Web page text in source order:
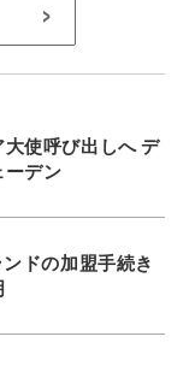
>
使呼び出しへ デ
ーデン
ドの加盟手続き